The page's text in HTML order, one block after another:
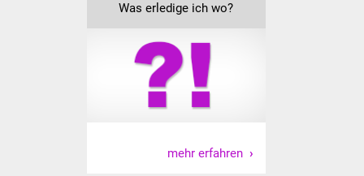
Ausschreibung
Ausschreibung
Freihändige Vergabe
Gewerbeverzeichnis
Was erledige ich wo?
mehr erfahren